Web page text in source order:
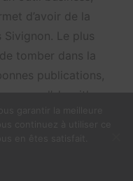
d’avoir de la
Le plus
tomber dans la
publications,
« on a l’algorithme